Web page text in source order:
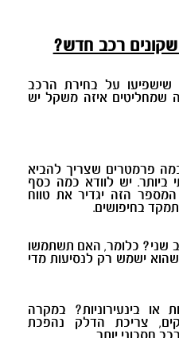
רכב חדש?
על בחירת הרכב
איזה משקל יש
פרמטרים שצריך להביא
ביותר. יש לוודא כמה כסף
הזה יגדיר את טווח
בחיפושים.
שני? כלומר, האם תשתמשו
ישמש רק לנסיעות מדי
או בינעירוניות? במקרה
צריכת הדלק נהפכת